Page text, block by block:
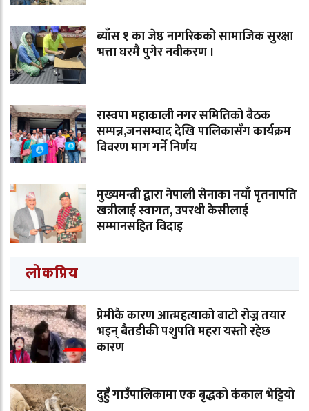
ब्याँस १ का जेष्ठ नागरिकको सामाजिक सुरक्षा
भत्ता घरमै पुगेर नवीकरण ।
रास्वपा महाकाली नगर समितिको बैठक
सम्पन्न,जनसम्वाद देखि पालिकासँग कार्यक्रम
विवरण माग गर्ने निर्णय
मुख्यमन्त्री द्वारा नेपाली सेनाका नयाँ पृतनापति
खत्रीलाई स्वागत, उपरथी केसीलाई
सम्मानसहित विदाइ
लोकप्रिय
प्रेमीकै कारण आत्महत्याको बाटो रोज्न तयार
भइन् बैतडीकी पशुपति महरा यस्तो रहेछ
कारण
दुहुँ गाउँपालिकामा एक बृद्धको कंकाल भेट्टियो